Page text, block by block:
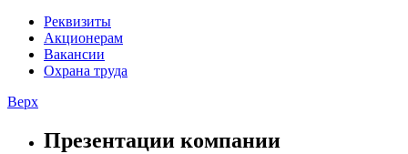
Реквизиты
Акционерам
Вакансии
Охрана труда
Верх
Презентации компании